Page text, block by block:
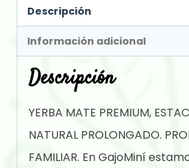
Descripción
Información adicional
Descripción
YERBA MATE PREMIUM,
NATURAL PROLONGADO.
FAMILIAR. En GajoMiní